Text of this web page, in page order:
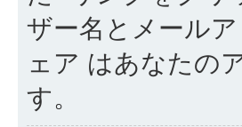
ザー名とメール
ェア はあなたの
す。